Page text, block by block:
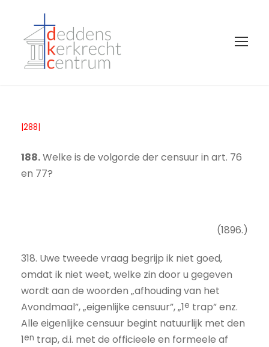
|288|
188.Welke is de volgorde der censuur in art. 76
en 77?
(1896.)
318. Uwe tweede vraag begrijp ik niet goed,
omdat ik niet weet, welke zin door u gegeven
wordt aan de woorden „afhouding van het
Avondmaal”, „eigenlijke censuur”, „1e trap” enz.
Alle eigenlijke censuur begint natuurlijk met den
1en trap, d.i. met de officieele en formeele af